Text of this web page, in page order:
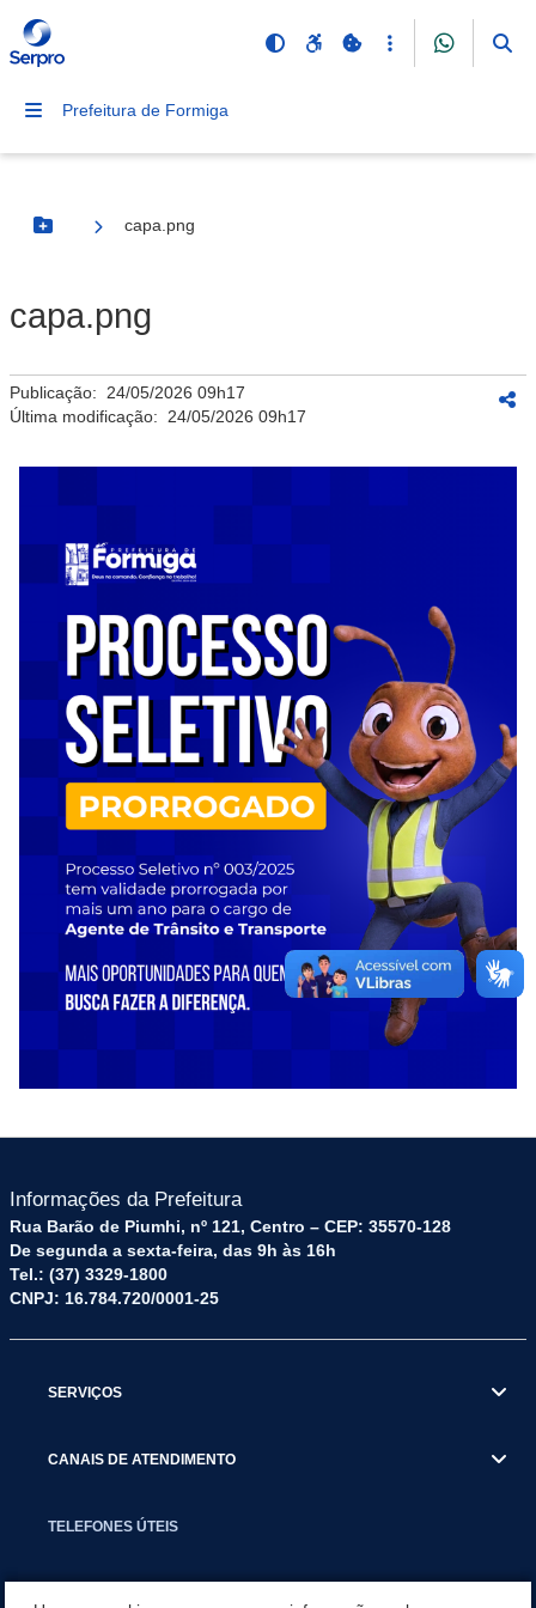
Prefeitura de Formiga
Botão Menu
capa.png
capa.png
Publicação: 24/05/2026 09h17
Última modificação: 24/05/2026 09h17
Informações da Prefeitura
Rua Barão de Piumhi, nº 121, Centro – CEP: 35570-128
De segunda a sexta-feira, das 9h às 16h
Tel.: (37) 3329-1800
CNPJ: 16.784.720/0001-25
SERVIÇOS
CANAIS DE ATENDIMENTO
TELEFONES ÚTEIS